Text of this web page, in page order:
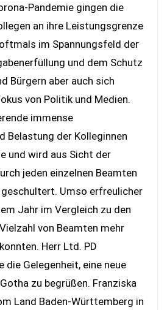
Pandemie gingen die
an ihre Leistungsgrenze
im Spannungsfeld der
und dem Schutz
Bürgern aber auch sich
von Politik und Medien.
immense
Belastung der Kolleginnen
und wird aus Sicht der
jeden einzelnen Beamten
Umso erfreulicher
Jahr im Vergleich zu den
von Beamten mehr
Herr Ltd. PD
die Gelegenheit, eine neue
zu begrüßen. Franziska
Land Baden-Württemberg in